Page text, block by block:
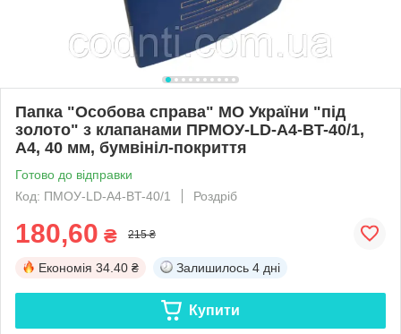
Папка "Особова справа" МО України "під
золото" з клапанами ПPMOУ-LD-A4-BT-40/1,
А4, 40 мм, бумвініл-покриття
Готово до відправки
Код: ПМОУ-LD-A4-BT-40/1
Роздріб
180,60 ₴ 215 ₴
Економія 34.40 ₴ Залишилось 4 дні
Купити